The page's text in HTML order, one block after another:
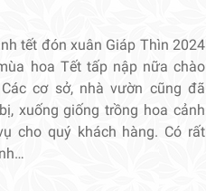
tết đón xuân Giáp Thìn 2024
hoa Tết tấp nập nữa chào
cơ sở, nhà vườn cũng đã
xuống giống trồng hoa cảnh
cho quý khách hàng. Có rất